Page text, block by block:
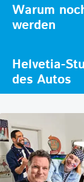
Warum
werden
Helvetia-
des Autos